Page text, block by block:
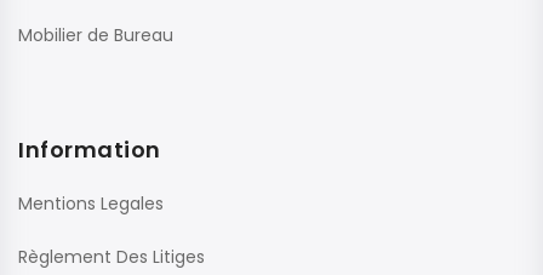
Mobilier de Bureau
Information
Mentions Legales
Règlement Des Litiges